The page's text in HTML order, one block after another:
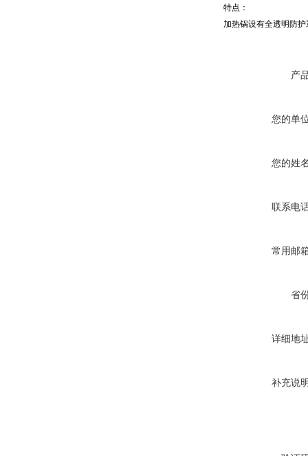
特点：
加热锅设有全透明防
产
您的单
您的姓
联系电
常用邮
省
详细地
补充说